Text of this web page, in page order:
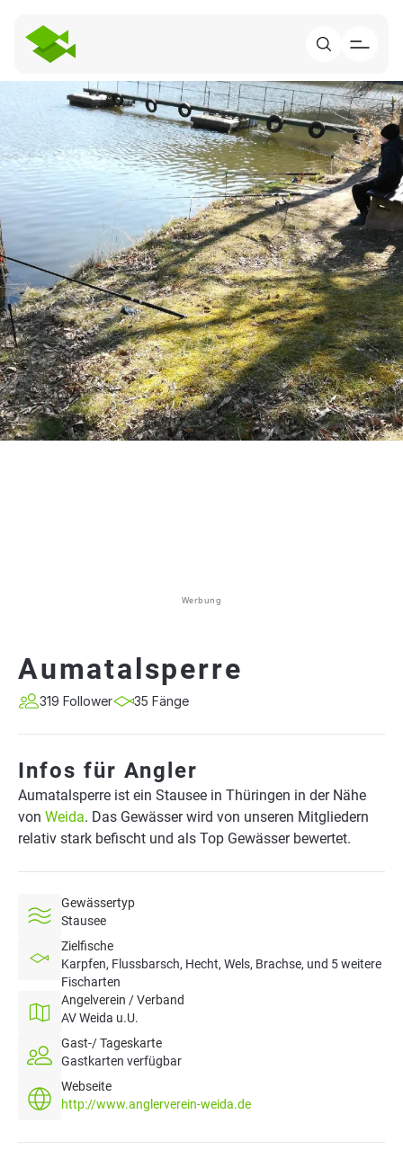
Werbung
Aumatalsperre
319 Follower 35 Fänge
Infos für Angler
Aumatalsperre ist ein Stausee in Thüringen in der Nähe
von Weida. Das Gewässer wird von unseren Mitgliedern
relativ stark befischt und als Top Gewässer bewertet.
Gewässertyp
Stausee
Zielfische
Karpfen, Flussbarsch, Hecht, Wels, Brachse, und 5 weitere
Fischarten
Angelverein / Verband
AV Weida u.U.
Gast-/ Tageskarte
Gastkarten verfügbar
Webseite
http://www.anglerverein-weida.de